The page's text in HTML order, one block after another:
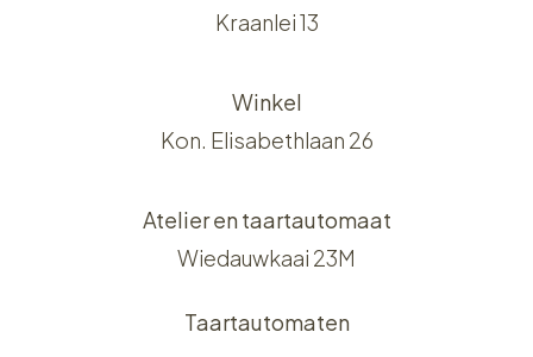
Kraanlei 13
Winkel
Kon. Elisabethlaan 26
Atelier en taartautomaat
Wiedauwkaai 23M
Taartautomaten